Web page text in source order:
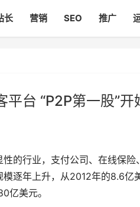
长 营销 SEO 推广
台 “P2P第一股”开
行业，支付公司、在线保险
逐年上升，从2012年的8.6
亿美元。